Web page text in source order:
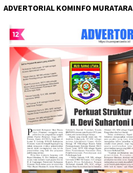
ADVERTORIAL KOMINFO MURATARA